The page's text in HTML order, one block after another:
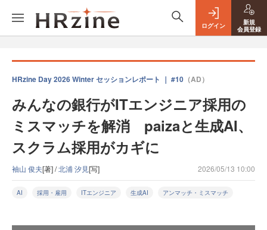
ログイン
新規
会員登録
HRzine Day 2026 Winter セッションレポート ｜ #10 （AD）
みんなの銀行がITエンジニア採用の
ミスマッチを解消 paizaと生成AI、
スクラム採用がカギに
袖山 俊夫[著] /北浦 汐見[写] 2026/05/13 10:00
AI 採用・雇用 ITエンジニア 生成AI アンマッチ・ミスマッチ